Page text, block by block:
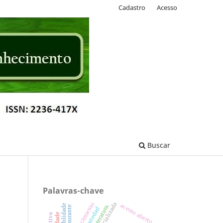
Buscar
Cadastro Acesso
Palavras-chave
acesso aberto